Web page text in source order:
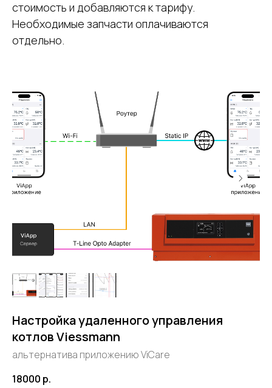
стоимость и добавляются к тарифу.
Необходимые запчасти оплачиваются
отдельно.
Настройка удаленного управления
котлов Viessmann
альтернатива приложению ViCare
18000 р.